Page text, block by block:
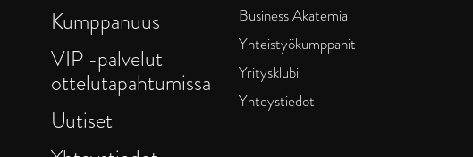
Kumppanuus
VIP -palvelut
ottelutapahtumissa
Uutiset
Business Akatemia
Yhteistyökumppanit
Yritysklubi
Yhteystiedot